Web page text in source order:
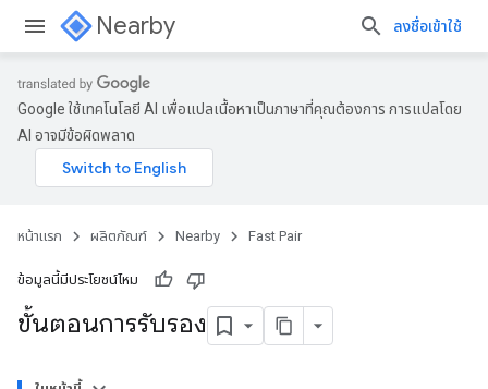
Nearby ลงชื่อเข้าใช้
Google ใช้เทคโนโลยี AI เพื่อแปลเนื้อหาเป็นภาษาที่คุณต้องการ การแปลโดย
AI อาจมีข้อผิดพลาด
หน้าแรก ผลิตภัณฑ์ Nearby Fast Pair
ข้อมูลนี้มีประโยชน์ไหม
ขั้นตอนการรับรอง